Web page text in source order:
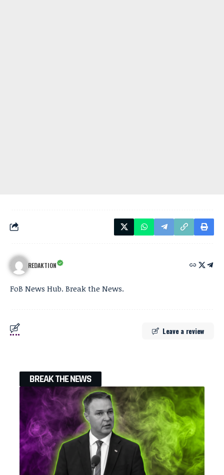
REDAKTION
FoB News Hub. Break the News.
Leave a review
BREAK THE NEWS